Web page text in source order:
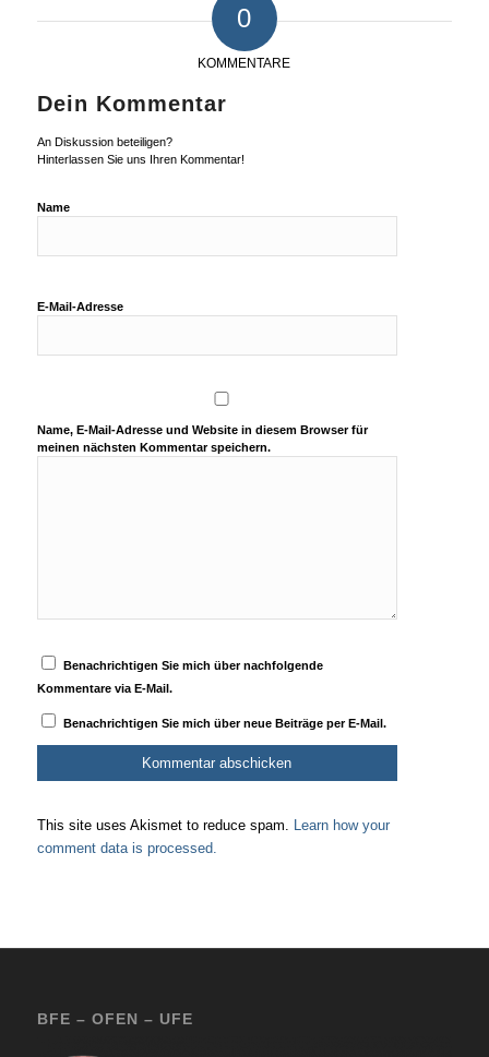
0
KOMMENTARE
Dein Kommentar
An Diskussion beteiligen?
Hinterlassen Sie uns Ihren Kommentar!
Name
E-Mail-Adresse
Name, E-Mail-Adresse und Website in diesem Browser für
meinen nächsten Kommentar speichern.
Benachrichtigen Sie mich über nachfolgende
Kommentare via E-Mail.
Benachrichtigen Sie mich über neue Beiträge per E-Mail.
This site uses Akismet to reduce spam. Learn how your
comment data is processed.
BFE – OFEN – UFE